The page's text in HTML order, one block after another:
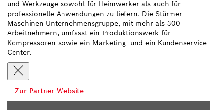
und Werkzeuge sowohl für Heimwerker als auch für
professionelle Anwendungen zu liefern. Die Stürmer
Maschinen Unternehmensgruppe, mit mehr als 300
Arbeitnehmern, umfasst ein Produktionswerk für
Kompressoren sowie ein Marketing- und ein Kundenservice-
Center.
Zur Partner Website